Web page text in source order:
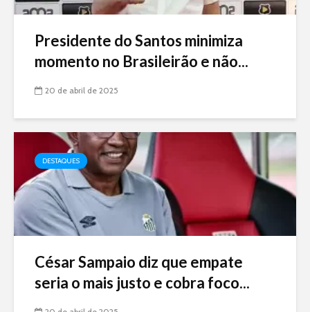
Presidente do Santos minimiza
momento no Brasileirão e não...
20 de abril de 2025
DESTAQUES
César Sampaio diz que empate
seria o mais justo e cobra foco...